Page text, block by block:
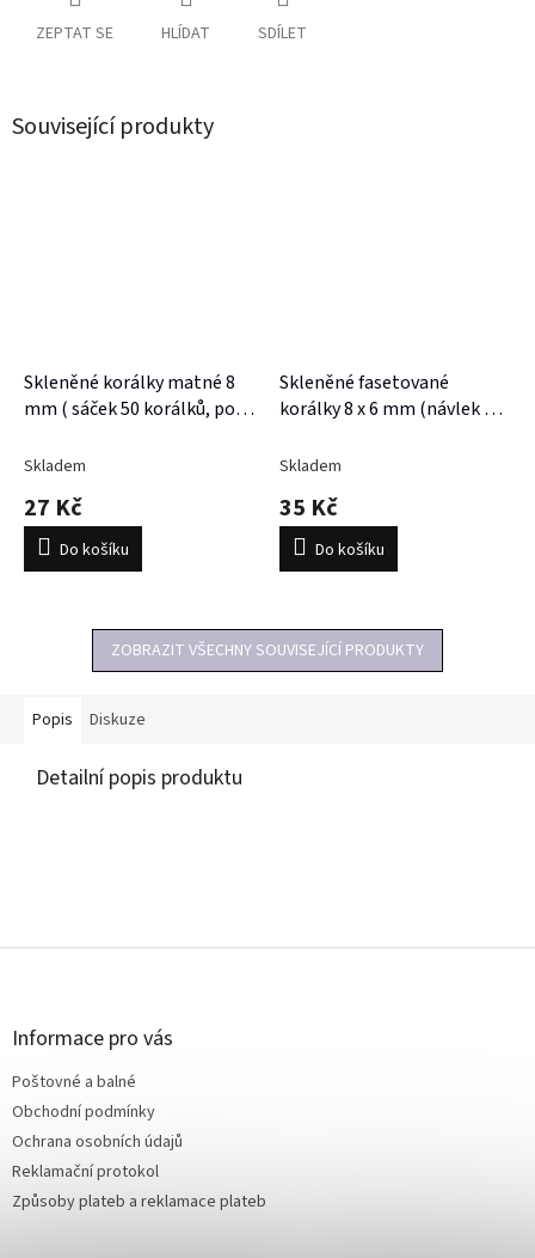
ZEPTAT SE HLÍDAT SDÍLET
Související produkty
Skleněné korálky matné 8
mm ( sáček 50 korálků, po
Skladem
27 Kč
Do košíku
Skleněné fasetované
korálky 8 x 6 mm (návlek 60
Skladem
35 Kč
Do košíku
ZOBRAZIT VŠECHNY SOUVISEJÍCÍ PRODUKTY
Popis Diskuze
Detailní popis produktu
Z
Informace pro vás
Poštovné a balné
Obchodní podmínky
Ochrana osobních údajů
Reklamační protokol
Způsoby plateb a reklamace plateb